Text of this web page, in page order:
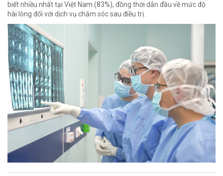
biết nhiều nhất tại Việt Nam (83%), đồng thời dẫn đầu về mức độ
hài lòng đối với dịch vụ chăm sóc sau điều trị.